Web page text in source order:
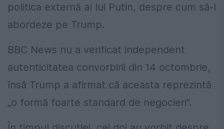
politica externă al lui Putin, despre cum să-l
abordeze pe Trump.
BBC News nu a verificat independent
autenticitatea convorbirii din 14 octombrie,
însă Trump a afirmat că aceasta reprezintă
„o formă foarte standard de negocieri".